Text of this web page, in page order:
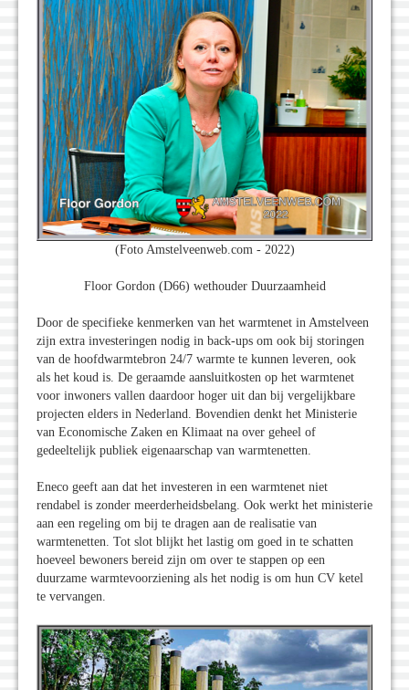
(Foto Amstelveenweb.com - 2022)
Floor Gordon (D66) wethouder Duurzaamheid
Door de specifieke kenmerken van het warmtenet in Amstelveen
zijn extra investeringen nodig in back-ups om ook bij storingen
van de hoofdwarmtebron 24/7 warmte te kunnen leveren, ook
als het koud is. De geraamde aansluitkosten op het warmtenet
voor inwoners vallen daardoor hoger uit dan bij vergelijkbare
projecten elders in Nederland. Bovendien denkt het Ministerie
van Economische Zaken en Klimaat na over geheel of
gedeeltelijk publiek eigenaarschap van warmtenetten.
Eneco geeft aan dat het investeren in een warmtenet niet
rendabel is zonder meerderheidsbelang. Ook werkt het ministerie
aan een regeling om bij te dragen aan de realisatie van
warmtenetten. Tot slot blijkt het lastig om goed in te schatten
hoeveel bewoners bereid zijn om over te stappen op een
duurzame warmtevoorziening als het nodig is om hun CV ketel
te vervangen.